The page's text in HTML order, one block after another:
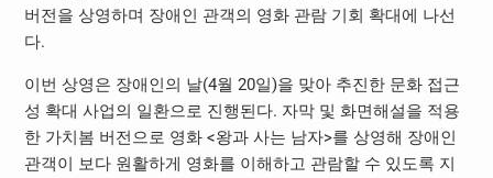
버전을 상영하며 장애인 관객의 영화 관람 기회 확대에 나선
다.
이번 상영은 장애인의 날(4월 20일)을 맞아 추진한 문화 접근
성 확대 사업의 일환으로 진행된다. 자막 및 화면해설을 적용
한 가치봄 버전으로 영화 <왕과 사는 남자>를 상영해 장애인
관객이 보다 원활하게 영화를 이해하고 관람할 수 있도록 지